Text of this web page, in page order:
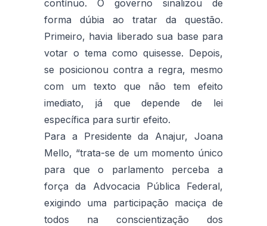
contínuo. O governo sinalizou de
forma dúbia ao tratar da questão.
Primeiro, havia liberado sua base para
votar o tema como quisesse. Depois,
se posicionou contra a regra, mesmo
com um texto que não tem efeito
imediato, já que depende de lei
específica para surtir efeito.
Para a Presidente da Anajur, Joana
Mello, “trata-se de um momento único
para que o parlamento perceba a
força da Advocacia Pública Federal,
exigindo uma participação maciça de
todos na conscientização dos